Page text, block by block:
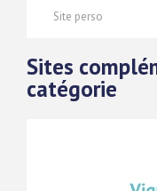
Site perso
Sites
catégorie